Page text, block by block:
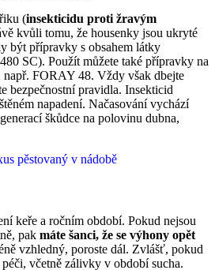
(insekticidu proti žravým
kvůli tomu, že housenky jsou ukryté
být přípravky s obsahem látky
SC). Použít můžete také přípravky na
např. FORAY 48. Vždy však dbejte
bezpečnostní pravidla. Insekticid
napadení. Načasování vychází
škůdce na polovinu dubna,
keře a ročním období. Pokud nejsou
pak máte šanci, že se výhony opět
vzhledný, poroste dál. Zvlášť, pokud
včetně zálivky v období sucha.